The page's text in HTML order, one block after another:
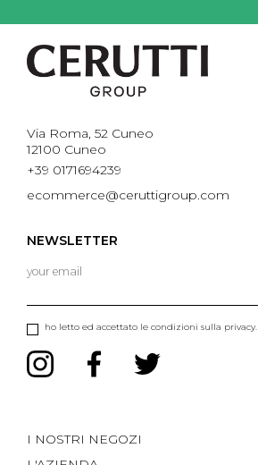
Via Roma, 52 Cuneo
12100 Cuneo
+39 0171694239
ecommerce@ceruttigroup.com
NEWSLETTER
ho letto ed accettato le condizioni sulla privacy.
I NOSTRI NEGOZI